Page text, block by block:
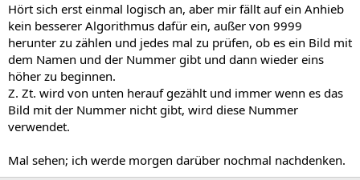
Hört sich erst einmal logisch an, aber mir fällt auf ein Anhieb
kein besserer Algorithmus dafür ein, außer von 9999
herunter zu zählen und jedes mal zu prüfen, ob es ein Bild mit
dem Namen und der Nummer gibt und dann wieder eins
höher zu beginnen.
Z. Zt. wird von unten herauf gezählt und immer wenn es das
Bild mit der Nummer nicht gibt, wird diese Nummer
verwendet.
Mal sehen; ich werde morgen darüber nochmal nachdenken.